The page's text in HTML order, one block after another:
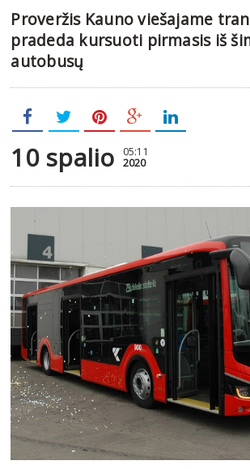
Proveržis Kauno viešajame
pradeda kursuoti pirmasis iš
autobusų
10 spalio 05:11
2020